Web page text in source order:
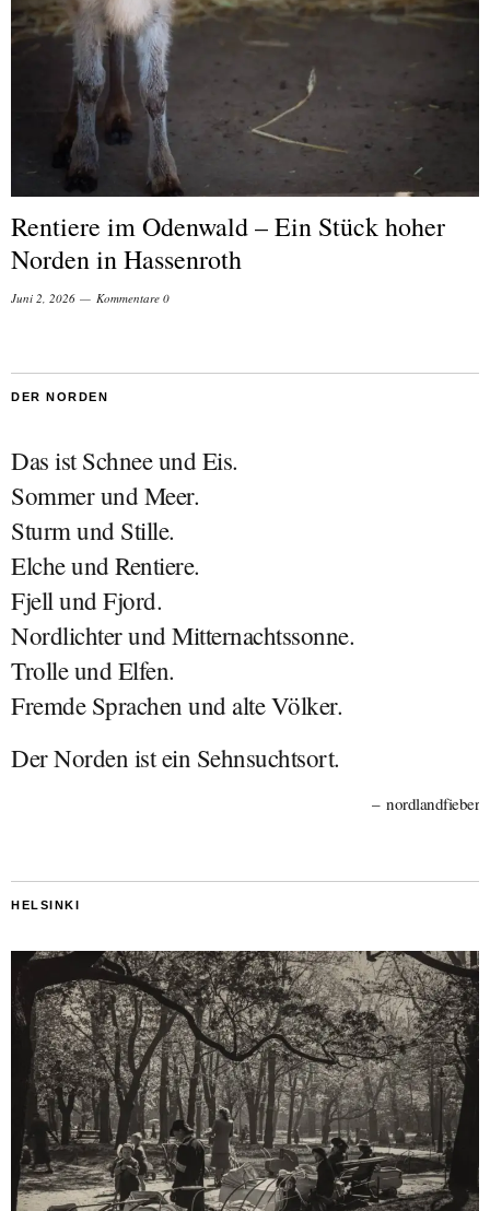
Rentiere im Odenwald – Ein Stück hoher
Norden in Hassenroth
Juni 2, 2026 Kommentare 0
DER NORDEN
Das ist Schnee und Eis.
Sommer und Meer.
Sturm und Stille.
Elche und Rentiere.
Fjell und Fjord.
Nordlichter und Mitternachtssonne.
Trolle und Elfen.
Fremde Sprachen und alte Völker.
Der Norden ist ein Sehnsuchtsort.
nordlandfieber
HELSINKI